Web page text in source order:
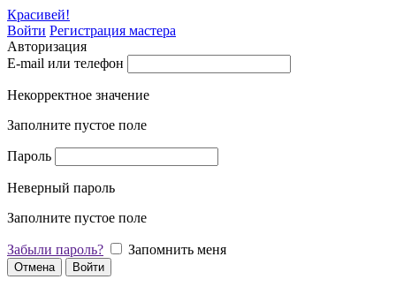
Красивей!
Войти Регистрация мастера
Авторизация
E-mail или телефон
Некорректное значение
Заполните пустое поле
Пароль
Неверный пароль
Заполните пустое поле
Забыли пароль? Запомнить меня
Отмена Войти